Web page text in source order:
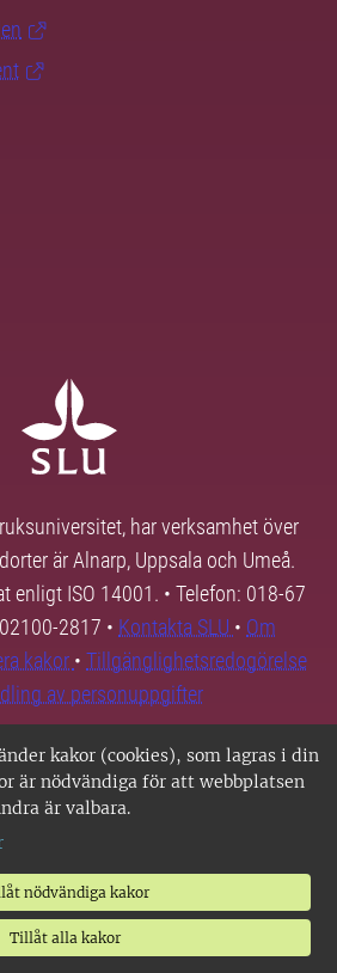
kakor (cookies), som lagras i din
är nödvändiga för att webbplatsen
är valbara.
nödvändiga kakor
Tillåt alla kakor
har verksamhet över
är Alnarp, Uppsala och Umeå.
enligt ISO 14001. • Telefon: 018-67
2817 • Kontakta SLU • Om
kakor • Tillgänglighetsredogörelse
av personuppgifter